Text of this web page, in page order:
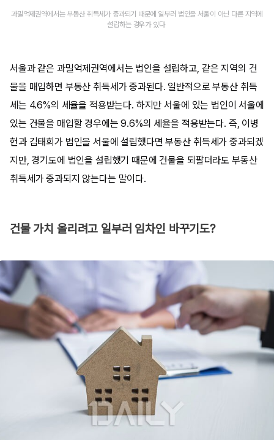
과밀억제권역에서는 부동산 취득세가 중과되기 때문에 일부러 법인을 서울이 아닌 다른 지역에
설립하는 경우가 있다 ​
서울과 같은 과밀억제권역에서는 법인을 설립하고, 같은 지역의 건
물을 매입하면 부동산 취득세가 중과된다. 일반적으로 부동산 취득
세는 4.6%의 세율을 적용받는다. 하지만 서울에 있는 법인이 서울에
있는 건물을 매입할 경우에는 9.6%의 세율을 적용받는다. 즉, 이병
헌과 김태희가 법인을 서울에 설립했다면 부동산 취득세가 중과되겠
지만, 경기도에 법인을 설립했기 때문에 건물을 되팔더라도 부동산
취득세가 중과되지 않는다는 말이다.
건물 가치 올리려고 일부러 임차인 바꾸기도?